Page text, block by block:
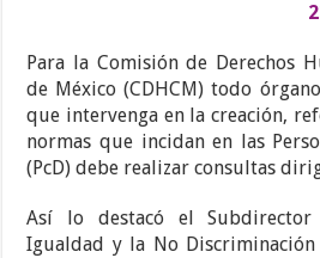
Para la Comisión de Derechos
de México (CDHCM) todo
que intervenga en la creación,
normas que incidan en las
(PcD) debe realizar consultas
Así lo destacó el
Igualdad y la No Discriminación